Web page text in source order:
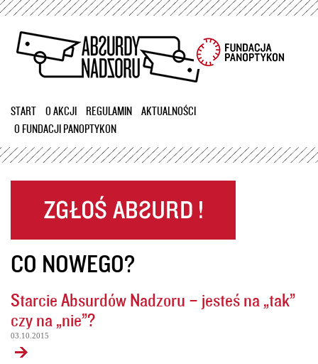
Przejdź
treści
START O AKCJI REGULAMIN
AKTUALNOŚCI
O FUNDACJI PANOPTYKON
CO NOWEGO?
Starcie Absurdów Nadzoru – jesteś na „tak”
czy na „nie”?
03.10.2015